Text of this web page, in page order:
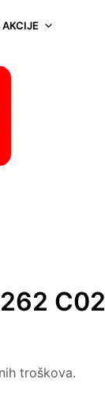
AKCIJE
C02
troškova.